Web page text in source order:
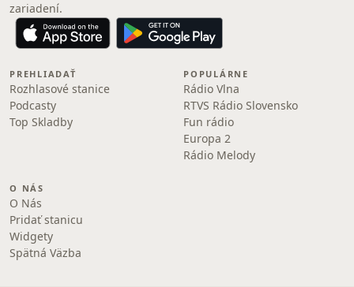
zariadení.
PREHLIADAŤ
Rozhlasové stanice
Podcasty
Top Skladby
POPULÁRNE
Rádio Vlna
RTVS Rádio Slovensko
Fun rádio
Europa 2
Rádio Melody
O NÁS
O Nás
Pridať stanicu
Widgety
Spätná Väzba